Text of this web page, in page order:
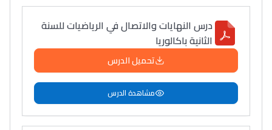
درس النهايات والاتصال في الرياضيات للسنة
الثانية باكالوريا
تحميل الدرس
مشاهدة الدرس